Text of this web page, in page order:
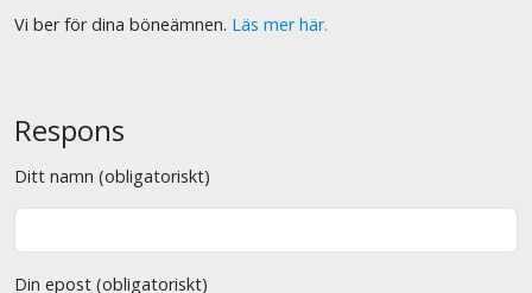
Vi ber för dina böneämnen. Läs mer här.
Respons
Ditt namn (obligatoriskt)
Din epost (obligatoriskt)